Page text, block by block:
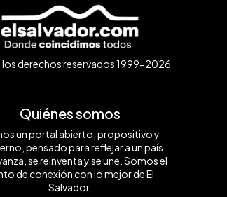
los derechos reservados 1999-2026
Quiénes somos
un portal abierto, propositivo y
pensado para reflejar a un país
se reinventa y se une. Somos el
de conexión con lo mejor de El
Salvador.